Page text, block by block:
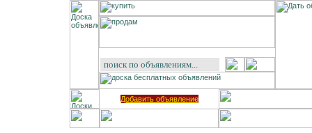
Добавить объявление